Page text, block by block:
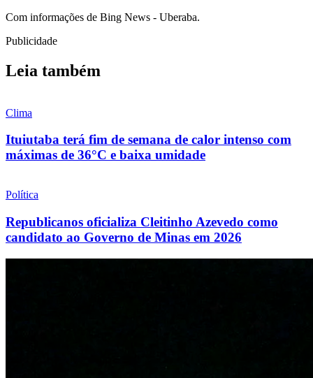
Com informações de Bing News - Uberaba.
Publicidade
Leia também
Clima
Ituiutaba terá fim de semana de calor intenso com
máximas de 36°C e baixa umidade
Política
Republicanos oficializa Cleitinho Azevedo como
candidato ao Governo de Minas em 2026